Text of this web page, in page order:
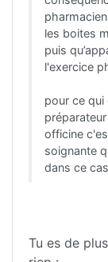
les boites
puis
l'exercice
pour ce
officine
soignante
dans ce
Tu es de